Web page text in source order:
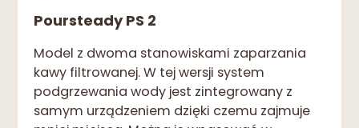
Poursteady PS 2
Model z dwoma stanowiskami zaparzania
kawy filtrowanej. W tej wersji system
podgrzewania wody jest zintegrowany z
samym urządzeniem dzięki czemu zajmuje